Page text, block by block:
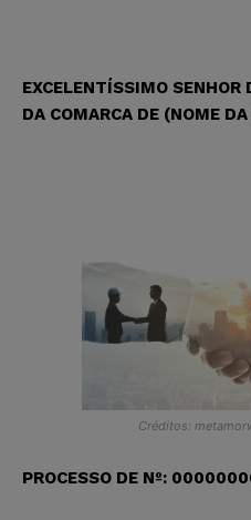
EXCELENTÍSSIMO
DA COMARCA DE (NOME
Créditos:
PROCESSO DE Nº: